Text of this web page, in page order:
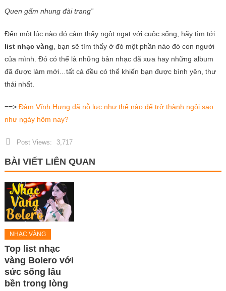
Quen gấm nhung đài trang”
Đến một lúc nào đó cảm thấy ngột ngạt với cuộc sống, hãy tìm tới
list nhạc vàng, bạn sẽ tìm thấy ở đó một phần nào đó con người
của mình. Đó có thể là những bản nhạc đã xưa hay những album
đã được làm mới…tất cả đều có thể khiến bạn được bình yên, thư
thái nhất.
==> Đàm Vĩnh Hưng đã nỗ lực như thế nào để trở thành ngôi sao
như ngày hôm nay?
Post Views: 3,717
BÀI VIẾT LIÊN QUAN
NHẠC VÀNG
Top list nhạc
vàng Bolero với
sức sống lâu
bền trong lòng